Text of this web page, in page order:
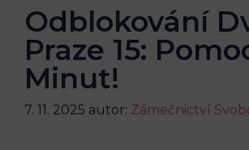
Odblokování
Praze 15:
Minut!
7. 11. 2025 autor: Zámečnictví